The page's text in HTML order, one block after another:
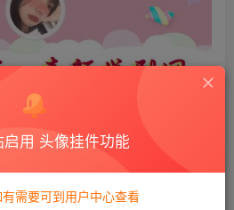
用 头像挂件功能
需要可到用户中心查看